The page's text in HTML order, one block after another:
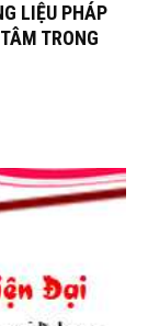
LIỆU PHÁP
TRONG